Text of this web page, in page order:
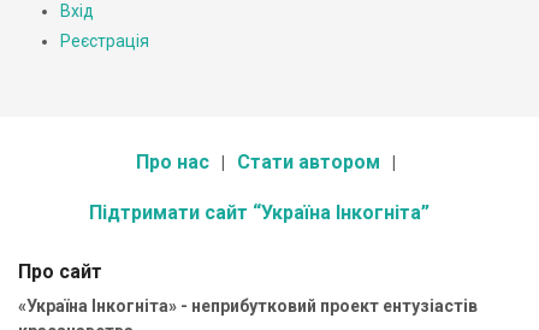
Вхід
Реєстрація
Про нас Стати автором
Підтримати сайт “Україна Інкогніта”
Про сайт
«Україна Інкогніта» - неприбутковий проект ентузіастів